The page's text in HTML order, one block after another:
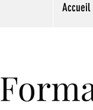
Accueil